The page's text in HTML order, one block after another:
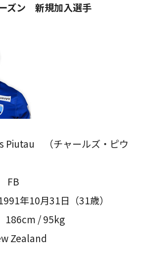
ズン 新規加入選手
Piutau （チャールズ・ピウ
FB
年10月31日（31歳）
/ 95kg
Zealand